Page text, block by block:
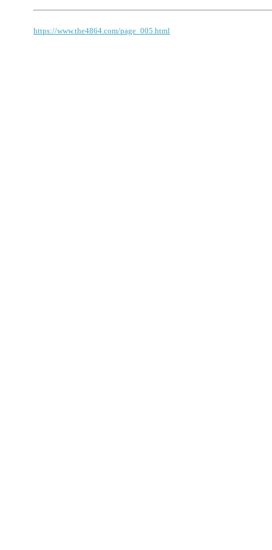
https://www.the4864.com/page_005.html